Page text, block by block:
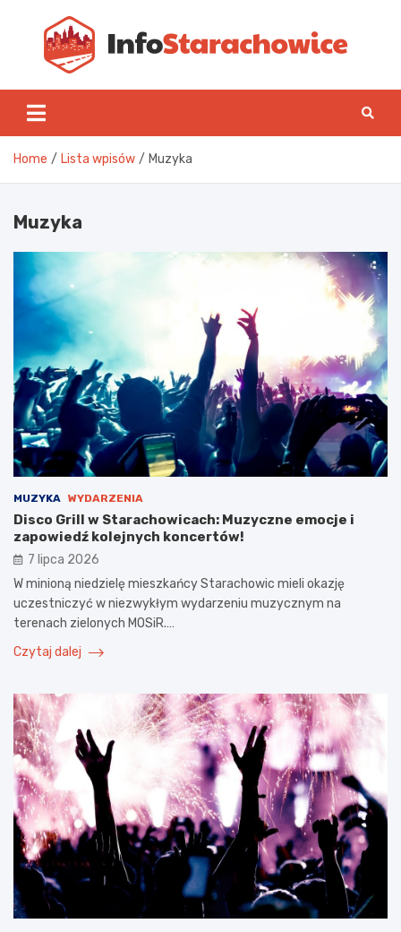
content
Home Lista wpisów Muzyka
Muzyka
MUZYKA WYDARZENIA
Disco Grill w Starachowicach: Muzyczne emocje i
zapowiedź kolejnych koncertów!
7 lipca 2026
W minioną niedzielę mieszkańcy Starachowic mieli okazję
uczestniczyć w niezwykłym wydarzeniu muzycznym na
terenach zielonych MOSiR.…
Czytaj dalej